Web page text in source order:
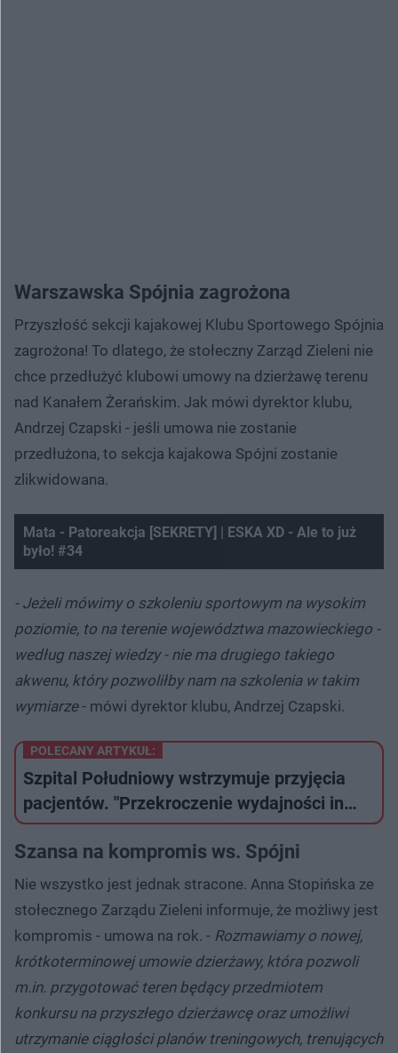
Warszawska Spójnia zagrożona
Przyszłość sekcji kajakowej Klubu Sportowego Spójnia
zagrożona! To dlatego, że stołeczny Zarząd Zieleni nie
chce przedłużyć klubowi umowy na dzierżawę terenu
nad Kanałem Żerańskim. Jak mówi dyrektor klubu,
Andrzej Czapski - jeśli umowa nie zostanie
przedłużona, to sekcja kajakowa Spójni zostanie
zlikwidowana.
Mata - Patoreakcja [SEKRETY] | ESKA XD - Ale to już
było! #34
Spróbuj ponownie
- Jeżeli mówimy o szkoleniu sportowym na wysokim
poziomie, to na terenie województwa mazowieckiego -
według naszej wiedzy - nie ma drugiego takiego
akwenu, który pozwoliłby nam na szkolenia w takim
wymiarze- mówi dyrektor klubu, Andrzej Czapski.
POLECANY ARTYKUŁ:
Szpital Południowy wstrzymuje przyjęcia
pacjentów. "Przekroczenie wydajności in…
Szansa na kompromis ws. Spójni
Nie wszystko jest jednak stracone. Anna Stopińska ze
stołecznego Zarządu Zieleni informuje, że możliwy jest
kompromis - umowa na rok. - Rozmawiamy o nowej,
krótkoterminowej umowie dzierżawy, która pozwoli
m.in. przygotować teren będący przedmiotem
konkursu na przyszłego dzierżawcę oraz umożliwi
utrzymanie ciągłości planów treningowych, trenujących